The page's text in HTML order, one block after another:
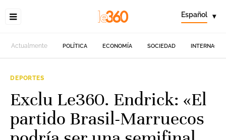
Español ▾
Actualmente POLÍTICA ECONOMÍA SOCIEDAD
DEPORTES
Exclu Le360. Endrick: «El
partido Brasil-Marruecos